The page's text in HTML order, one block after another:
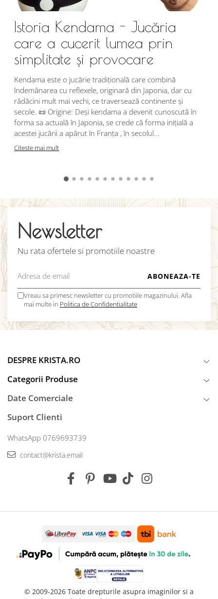
Istoria Kendama - Jucăria
care a cucerit lumea prin
simplitate și provocare
Kendama este o jucărie tradițională care combină
îndemânarea cu reflexele, originară din Japonia, dar cu
rădăcini mult mai vechi, ce traversează continente și
secole. 📜 Origine: Deși kendama a devenit cunoscută în
forma sa actuală în Japonia, se crede că forma inițială a
acestei jucării a apărut în Franța , în secolul...
Citeste mai mult
Newsletter
Nu rata ofertele si promotiile noastre
Vreau sa primesc newsletter cu promotiile magazinului. Afla
mai multe in Politica de Confidentialitate
DESPRE KRISTA.RO
Categorii Produse
Date Comerciale
Suport Clienti
WhatsApp 0769693739
contact@krista.email
© 2009-2026 Toate drepturile asupra imaginilor si a